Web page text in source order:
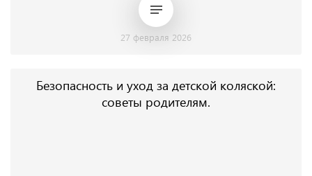
27 февраля 2026
Безопасность и уход за детской коляской:
советы родителям.